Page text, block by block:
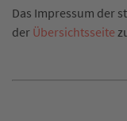
Das Impressum der
der Übersichtsseite